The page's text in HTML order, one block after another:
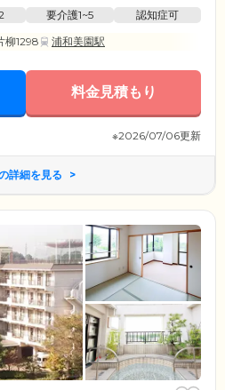
要介護1~5
認知症可
柳1298
浦和美園駅
料金見積もり
※2026/07/06更新
詳細を見る